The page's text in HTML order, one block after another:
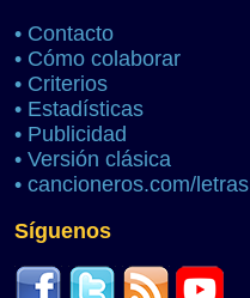
• Contacto
• Cómo colaborar
• Criterios
• Estadísticas
• Publicidad
• Versión clásica
• cancioneros.com/letras
Síguenos